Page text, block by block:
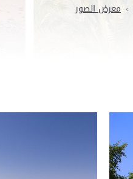
معرض الصور